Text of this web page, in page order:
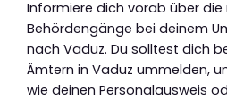
Informiere dich vorab über
Behördengänge bei deinem
nach Vaduz. Du solltest dich
Ämtern in Vaduz ummelden,
wie deinen Personalausweis